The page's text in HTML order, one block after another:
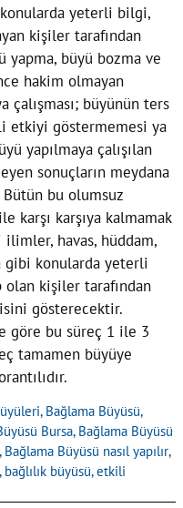
yeterli bilgi,
kişiler tarafından
yapma, büyü bozma ve
hakim olmayan
çalışması; büyünün ters
etkiyi göstermemesi ya
yapılmaya çalışılan
sonuçların meydana
bu olumsuz
karşı karşıya kalmamak
havas, hüddam,
gibi konularda yeterli
kişiler tarafından
gösterecektir.
göre bu süreç 1 ile 3
tamamen büyüye
, Bağlama Büyüsü,
Bursa, Bağlama Büyüsü
, Bağlama Büyüsü nasıl yapılır,
, bağlılık büyüsü,etkili